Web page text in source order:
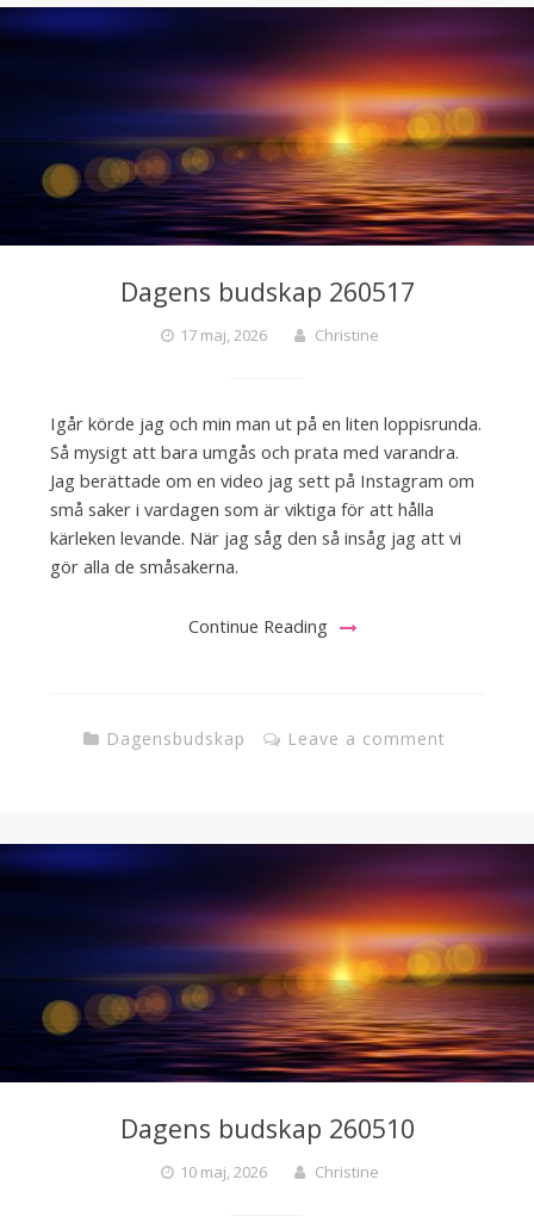
Dagens budskap 260517
17 maj, 2026 Christine
Igår körde jag och min man ut på en liten loppisrunda.
Så mysigt att bara umgås och prata med varandra.
Jag berättade om en video jag sett på Instagram om
små saker i vardagen som är viktiga för att hålla
kärleken levande. När jag såg den så insåg jag att vi
gör alla de småsakerna.
Continue Reading
Dagensbudskap Leave a comment
Dagens budskap 260510
10 maj, 2026 Christine